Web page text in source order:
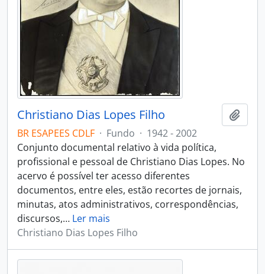
Christiano Dias Lopes Filho
BR ESAPEES CDLF · Fundo · 1942 - 2002
Conjunto documental relativo à vida política,
profissional e pessoal de Christiano Dias Lopes. No
acervo é possível ter acesso diferentes
documentos, entre eles, estão recortes de jornais,
minutas, atos administrativos, correspondências,
discursos,… Ler mais
Christiano Dias Lopes Filho